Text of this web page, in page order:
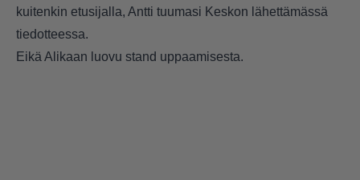
kuitenkin etusijalla, Antti tuumasi Keskon lähettämässä
tiedotteessa.
Eikä Alikaan luovu stand uppaamisesta.